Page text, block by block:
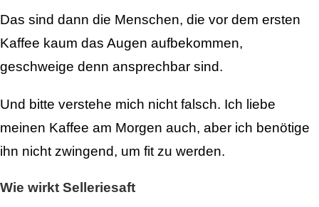
Das sind dann die Menschen, die vor dem ersten
Kaffee kaum das Augen aufbekommen,
geschweige denn ansprechbar sind.
Und bitte verstehe mich nicht falsch. Ich liebe
meinen Kaffee am Morgen auch, aber ich benötige
ihn nicht zwingend, um fit zu werden.
Wie wirkt Selleriesaft